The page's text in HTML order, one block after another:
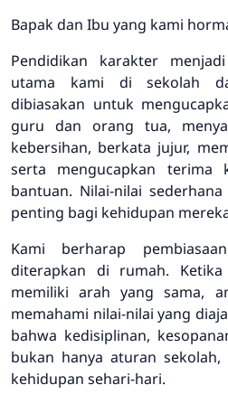
Bapak dan Ibu yang kami
Pendidikan karakter
utama kami di sekolah
dibiasakan untuk
guru dan orang tua,
kebersihan, berkata jujur,
serta mengucapkan terima
bantuan. Nilai-nilai
penting bagi kehidupan
Kami berharap
diterapkan di rumah.
memiliki arah yang sama,
memahami nilai-nilai yang
bahwa kedisiplinan,
bukan hanya aturan
kehidupan sehari-hari.